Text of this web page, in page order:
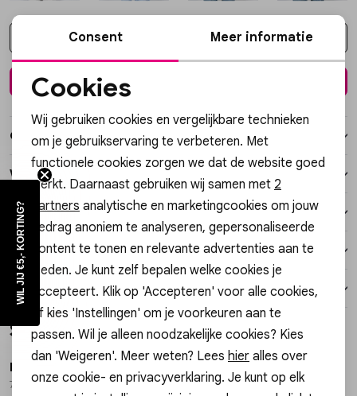
Vesten
Jassen
Kies een maat
Over dit item
Winkelvoorraad
Kenmerken
Verzending / Ophalen in de winkel
Retourneren
Style dit met
Rino & Pelle
7002611 WAISTCOAT NIKKI
/2
7002611 WAISTCOAT NIKKI
Noodzakelijke cookies
Personalisatie cookies
Analytische cookies
Marketing cookies
Consent Meer informatie
Cookies
Wij gebruiken cookies en vergelijkbare technieken
om je gebruikservaring te verbeteren. Met
functionele cookies zorgen we dat de website goed
werkt. Daarnaast gebruiken wij samen met 2
partners analytische en marketingcookies om jouw
gedrag anoniem te analyseren, gepersonaliseerde
content te tonen en relevante advertenties aan te
bieden. Je kunt zelf bepalen welke cookies je
accepteert. Klik op 'Accepteren' voor alle cookies,
of kies 'Instellingen' om je voorkeuren aan te
passen. Wil je alleen noodzakelijke cookies? Kies
dan 'Weigeren'. Meer weten? Lees hier alles over
onze cookie- en privacyverklaring. Je kunt op elk
WIL JIJ €5,- KORTING?